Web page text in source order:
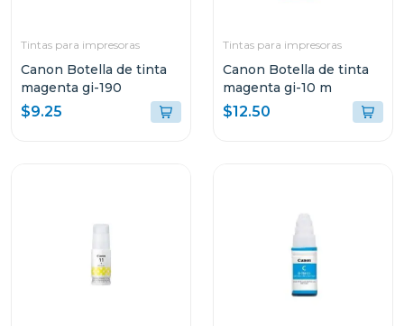
Tintas para impresoras
Canon Botella de tinta
magenta gi-190
$9.25
Tintas para impresoras
Canon Botella de tinta
magenta gi-10 m
$12.50